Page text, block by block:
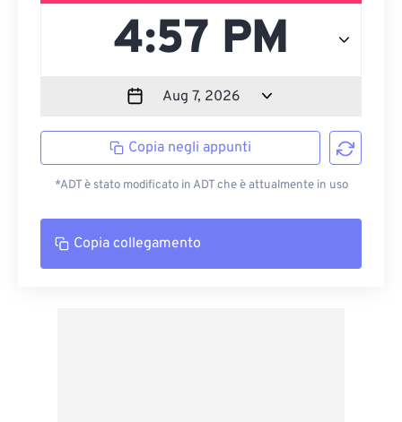
Copia negli appunti
*ADT è stato modificato in ADT che è attualmente in uso
Copia collegamento